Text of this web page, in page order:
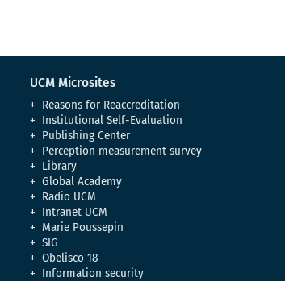
UCM Microsites
Reasons for Reaccreditation
Institutional Self-Evaluation
Publishing Center
Perception measurement survey
Library
Global Academy
Radio UCM
Intranet UCM
Marie Poussepin
SIG
Obelisco 18
Information security